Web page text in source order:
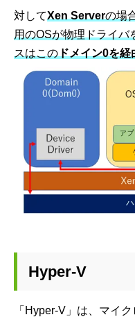
対してXen Serverの場
用のOSが物理ドライバ
スはこの ドメイン0を経
Hyper-V
「Hyper-V」は、マイ